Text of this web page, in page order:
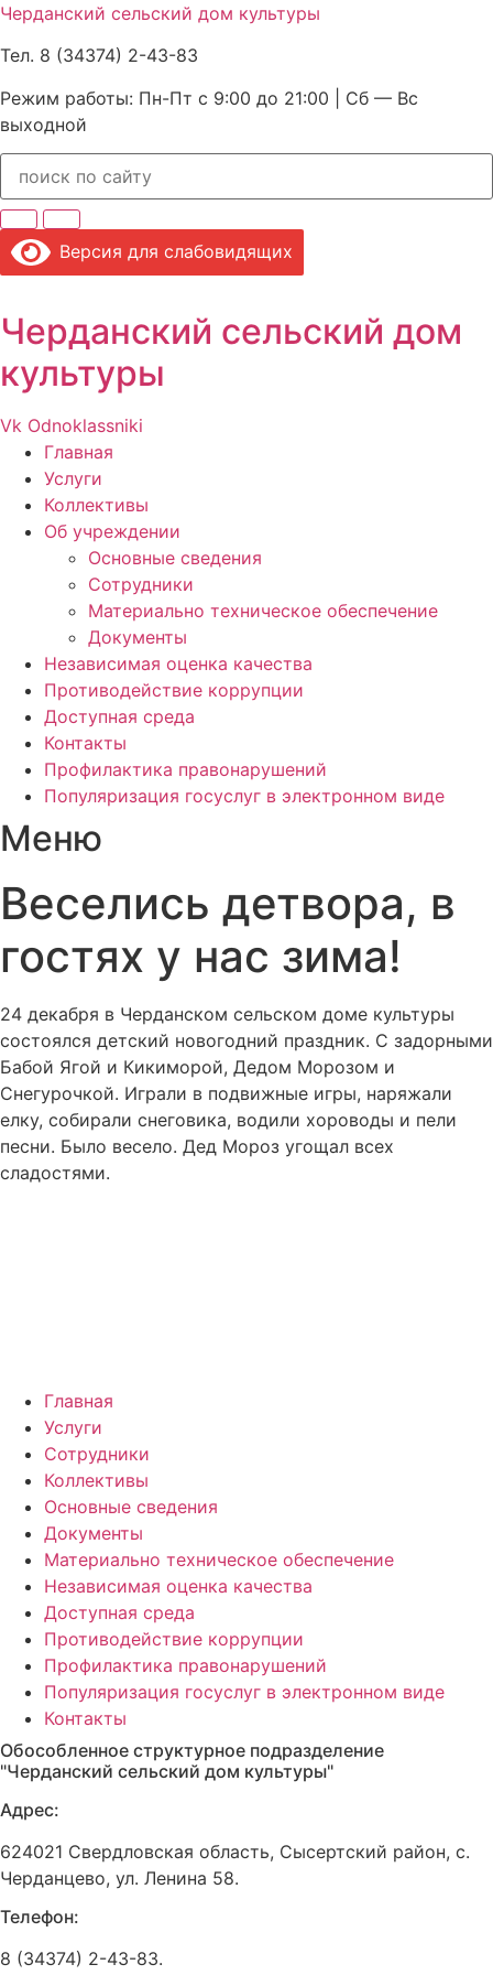
Черданский сельский дом культуры
Тел. 8 (34374) 2-43-83
Режим работы: Пн-Пт с 9:00 до 21:00 | Сб — Вс
выходной
Версия для слабовидящих
Черданский сельский дом
культуры
Vk Odnoklassniki
Главная
Услуги
Коллективы
Об учреждении
Основные сведения
Сотрудники
Материально техническое обеспечение
Документы
Независимая оценка качества
Противодействие коррупции
Доступная среда
Контакты
Профилактика правонарушений
Популяризация госуслуг в электронном виде
Меню
Веселись детвора, в
гостях у нас зима!
24 декабря в Черданском сельском доме культуры
состоялся детский новогодний праздник. С задорными
Бабой Ягой и Кикиморой, Дедом Морозом и
Снегурочкой. Играли в подвижные игры, наряжали
елку, собирали снеговика, водили хороводы и пели
песни. Было весело. Дед Мороз угощал всех
сладостями.
Главная
Услуги
Сотрудники
Коллективы
Основные сведения
Документы
Материально техническое обеспечение
Независимая оценка качества
Доступная среда
Противодействие коррупции
Профилактика правонарушений
Популяризация госуслуг в электронном виде
Контакты
Обособленное структурное подразделение
"Черданский сельский дом культуры"
Адрес:
624021 Свердловская область, Сысертский район, с.
Черданцево, ул. Ленина 58.
Телефон:
8 (34374) 2-43-83.